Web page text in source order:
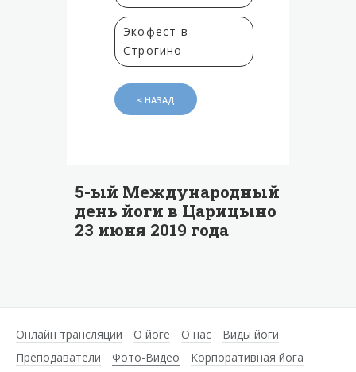
Экофест в
Строгино
< НАЗАД
5-ый Международный
день йоги в Царицыно
23 июня 2019 года
Онлайн трансляции О йоге О нас
Виды йоги
Преподаватели
Фото-Видео
Корпоративная йога